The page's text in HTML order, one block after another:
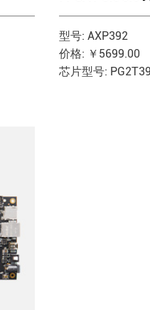
AXP392
型号: AXP392
价格: ￥5699.00
芯片型号: